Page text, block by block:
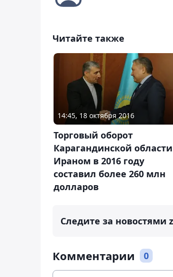
Читайте также
14:45, 18 октября 2016
Торговый оборот
Карагандинской
Ираном в 2016 году
составил более 260 млн
долларов
Следите за новостями
Комментарии 0